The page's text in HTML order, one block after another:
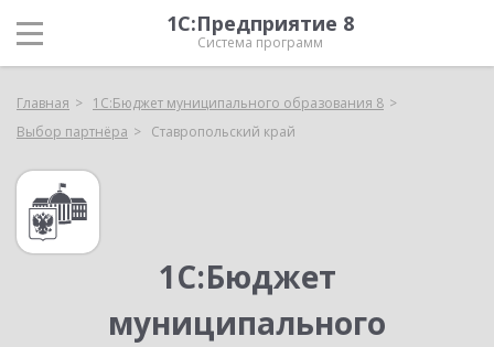
1С:Предприятие 8
Система программ
Главная
1С:Бюджет муниципального образования 8
Выбор партнёра
Ставропольский край
1С:Бюджет
муниципального